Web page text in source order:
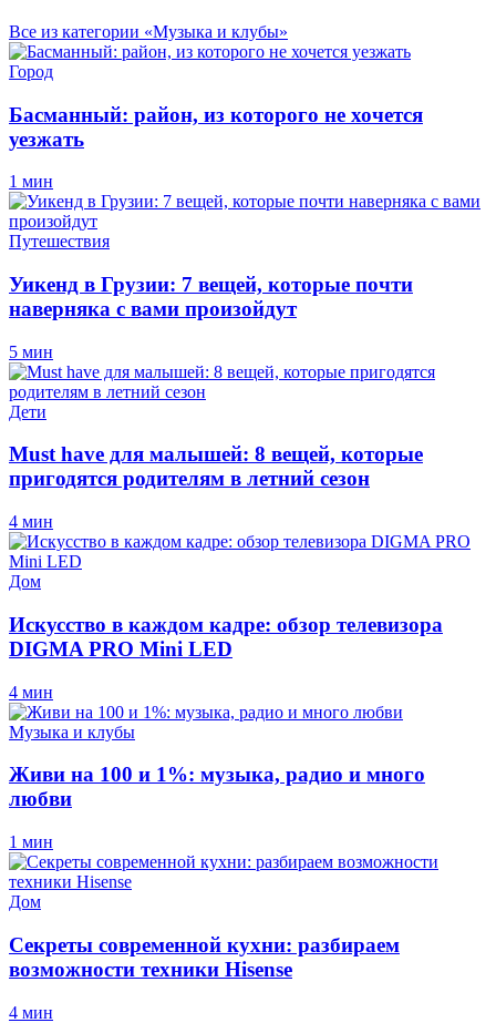
Все из категории «Музыка и клубы»
Город
Басманный: район, из которого не хочется
уезжать
1 мин
Путешествия
Уикенд в Грузии: 7 вещей, которые почти
наверняка с вами произойдут
5 мин
Дети
Must have для малышей: 8 вещей, которые
пригодятся родителям в летний сезон
4 мин
Дом
Искусство в каждом кадре: обзор телевизора
DIGMA PRO Mini LED
4 мин
Музыка и клубы
Живи на 100 и 1%: музыка, радио и много
любви
1 мин
Дом
Секреты современной кухни: разбираем
возможности техники Hisense
4 мин